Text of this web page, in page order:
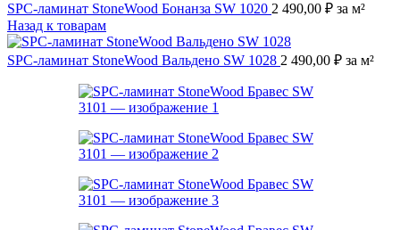
SPC-ламинат StoneWood Бонанза SW 1020 2 490,00 ₽ за м²
Назад к товарам
SPC-ламинат StoneWood Вальдено SW 1028 2 490,00 ₽ за м²